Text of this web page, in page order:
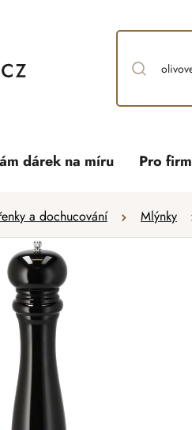
dárek na míru Pro
a dochucování Mlýnky